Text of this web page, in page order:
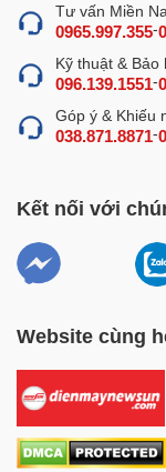
Riêng phần chân
phí sản xuất.
Xem
Tư vấn Miền
0965.997.355-
Kỹ thuật & Bảo
096.139.1551-
Góp ý & Khiếu
038.871.8871-
Kết nối với
Website cùng